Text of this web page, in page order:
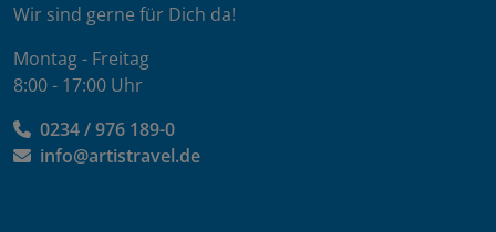
Wir sind gerne für Dich da!
Montag - Freitag
8:00 - 17:00 Uhr
0234 / 976 189-0
info@artistravel.de